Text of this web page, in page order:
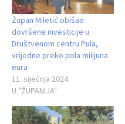
Župan Miletić obišao
dovršene investicije u
Društvenom centru Pula,
vrijedne preko pola milijuna
eura
11. siječnja 2024.
U "ŽUPANIJA"